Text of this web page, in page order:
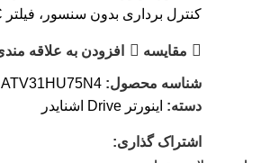
کنترل برداری بدون سنسور، فیلتر EMC داخلی و قابلیت اتصال اترنت است.
مقایسه افزودن به علاقه
شناسه محصول: ATV31HU75N4
دسته: اینورتر Drive اشنایدر
اشتراک گذاری: